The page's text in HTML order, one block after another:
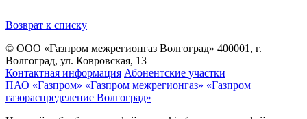
Возврат к списку
© ООО «Газпром межрегионгаз Волгоград» 400001, г.
Волгоград, ул. Ковровская, 13
Контактная информация Абонентские участки
ПАО «Газпром» «Газпром межрегионгаз» «Газпром
газораспределение Волгоград»